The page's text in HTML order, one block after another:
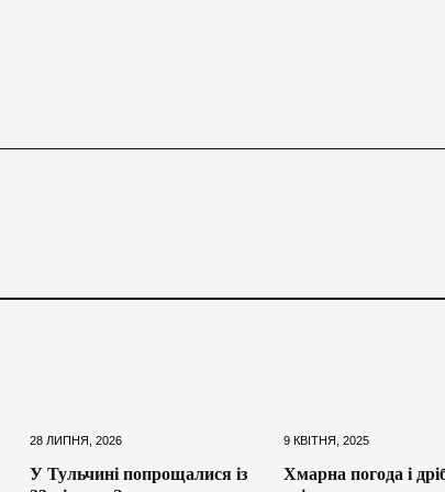
28 ЛИПНЯ, 2026
У Тульчині попрощалися із
9 КВІТНЯ, 2025
Хмарна погода і